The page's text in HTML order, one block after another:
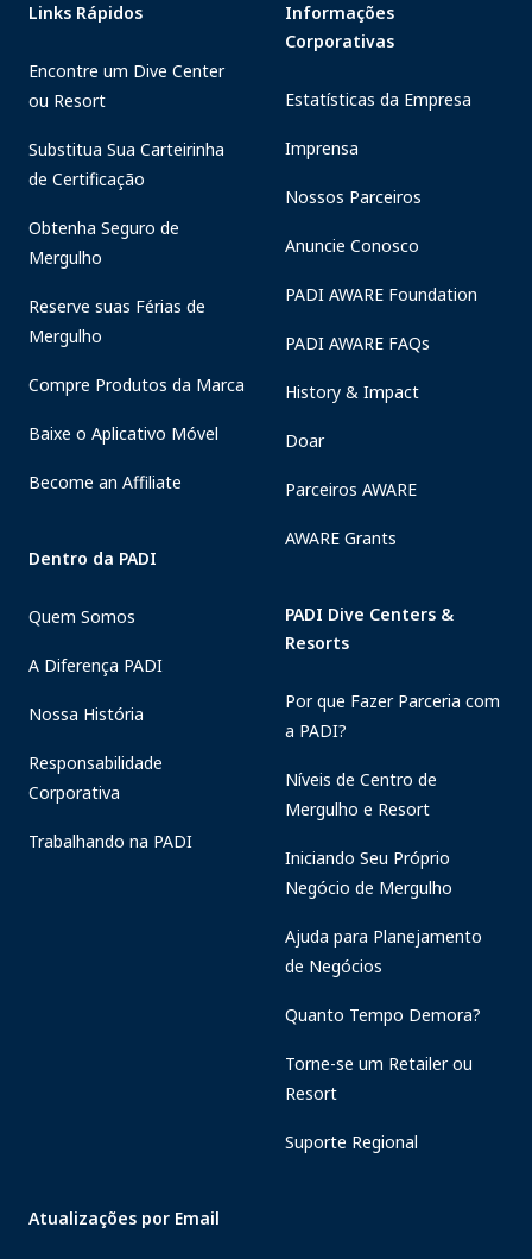
Links Rápidos
Encontre um Dive Center
ou Resort
Substitua Sua Carteirinha
de Certificação
Obtenha Seguro de
Mergulho
Reserve suas Férias de
Mergulho
Compre Produtos da Marca
Baixe o Aplicativo Móvel
Become an Affiliate
Dentro da PADI
Quem Somos
A Diferença PADI
Nossa História
Responsabilidade
Corporativa
Trabalhando na PADI
Informações
Corporativas
Estatísticas da Empresa
Imprensa
Nossos Parceiros
Anuncie Conosco
PADI AWARE Foundation
PADI AWARE FAQs
History & Impact
Doar
Parceiros AWARE
AWARE Grants
PADI Dive Centers &
Resorts
Por que Fazer Parceria com
a PADI?
Níveis de Centro de
Mergulho e Resort
Iniciando Seu Próprio
Negócio de Mergulho
Ajuda para Planejamento
de Negócios
Quanto Tempo Demora?
Torne-se um Retailer ou
Resort
Suporte Regional
Atualizações por Email